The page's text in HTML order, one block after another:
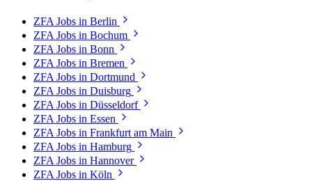
ZFA Jobs in Berlin
ZFA Jobs in Bochum
ZFA Jobs in Bonn
ZFA Jobs in Bremen
ZFA Jobs in Dortmund
ZFA Jobs in Duisburg
ZFA Jobs in Düsseldorf
ZFA Jobs in Essen
ZFA Jobs in Frankfurt am Main
ZFA Jobs in Hamburg
ZFA Jobs in Hannover
ZFA Jobs in Köln